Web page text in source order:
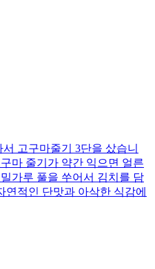
고구마줄기 3단을 샀습니
마 줄기가 약간 익으면 얼른
가루 풀을 쑤어서 김치를 담
적인 단맛과 아삭한 식감에